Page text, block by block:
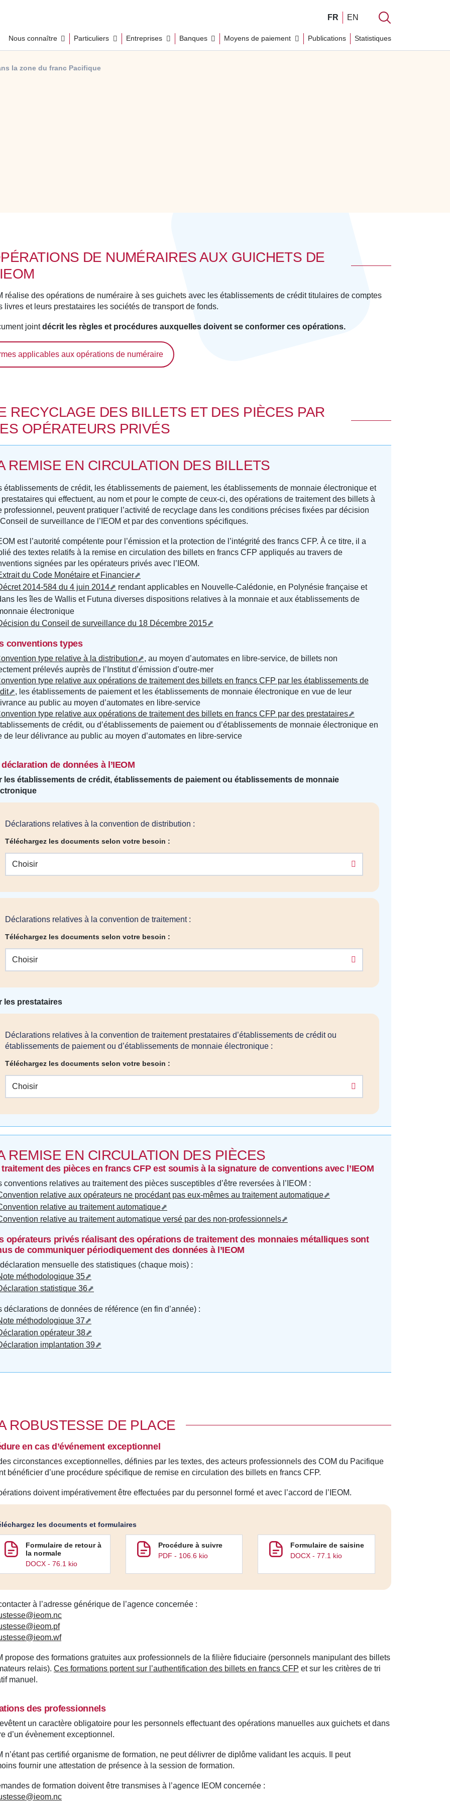
FR EN
Nous connaître Particuliers Entreprises Banques Moyens de paiement Publications Statistiques
la zone du franc Pacifique
DE NUMÉRAIRES AUX GUICHETS DE
réalise des opérations de numéraire à ses guichets avec les établissements de crédit titulaires de comptes
livres et leurs prestataires les sociétés de transport de fonds.
jointdécrit les règles et procédures auxquelles doivent se conformer ces opérations.
applicables aux opérations de numéraire
RECYCLAGE DES BILLETS ET DES PIÈCES PAR
OPÉRATEURS PRIVÉS
REMISE EN CIRCULATION DES BILLETS
établissements de crédit, les établissements de paiement, les établissements de monnaie électronique et
qui effectuent, au nom et pour le compte de ceux-ci, des opérations de traitement des billets à
professionnel, peuvent pratiquer l’activité de recyclage dans les conditions précises fixées par décision
de surveillance de l’IEOM et par des conventions spécifiques.
est l’autorité compétente pour l’émission et la protection de l’intégrité des francs CFP. À ce titre, il a
des textes relatifs à la remise en circulation des billets en francs CFP appliqués au travers de
signées par les opérateurs privés avec l’IEOM.
du Code Monétaire et Financier
2014-584 du 4 juin 2014
rendant applicables en Nouvelle-Calédonie, en Polynésie française et
les îles de Wallis et Futuna diverses dispositions relatives à la monnaie et aux établissements de
électronique
du Conseil de surveillance du 18 Décembre 2015
conventions types
type relative à la distribution
, au moyen d’automates en libre-service, de billets non
prélevés auprès de l’Institut d’émission d’outre-mer
type relative aux opérations de traitement des billets en francs CFP par les établissements de
, les établissements de paiement et les établissements de monnaie électronique en vue de leur
au public au moyen d’automates en libre-service
type relative aux opérations de traitement des billets en francs CFP par des prestataires
de crédit, ou d’établissements de paiement ou d’établissements de monnaie électronique en
de leur délivrance au public au moyen d’automates en libre-service
de données à l’IEOM
les établissements de crédit, établissements de paiement ou établissements de monnaie
Déclarations relatives à la convention de distribution :
Téléchargez les documents selon votre besoin :
Choisir
Déclarations relatives à la convention de traitement :
Téléchargez les documents selon votre besoin :
Choisir
les prestataires
Déclarations relatives à la convention de traitement prestataires d’établissements de crédit ou
établissements de paiement ou d’établissements de monnaie électronique :
Téléchargez les documents selon votre besoin :
Choisir
REMISE EN CIRCULATION DES PIÈCES
des pièces en francs CFP est soumis à la signature de conventions avec l’IEOM
conventions relatives au traitement des pièces susceptibles d’être reversées à l’IEOM :
relative aux opérateurs ne procédant pas eux-mêmes au traitement automatique
relative au traitement automatique
relative au traitement automatique versé par des non-professionnels
opérateurs privés réalisant des opérations de traitement des monnaies métalliques sont
de communiquer périodiquement des données à l’IEOM
mensuelle des statistiques (chaque mois) :
méthodologique 35
statistique 36
déclarations de données de référence (en fin d’année) :
méthodologique 37
opérateur 38
implantation 39
ROBUSTESSE DE PLACE
en cas d’événement exceptionnel
circonstances exceptionnelles, définies par les textes, des acteurs professionnels des COM du Pacifique
bénéficier d’une procédure spécifique de remise en circulation des billets en francs CFP.
doivent impérativement être effectuées par du personnel formé et avec l’accord de l’IEOM.
les documents et formulaires
Formulaire de retour à
la normale
DOCX - 76.1 kio
Procédure à suivre
PDF - 106.6 kio
Formulaire de saisine
DOCX - 77.1 kio
à l’adresse générique de l’agence concernée :
propose des formations gratuites aux professionnels de la filière fiduciaire (personnels manipulant des billets
relais). Ces formations portent sur l’authentification des billets en francs CFP et sur les critères de tri
manuel.
des professionnels
un caractère obligatoire pour les personnels effectuant des opérations manuelles aux guichets et dans
d’un évènement exceptionnel.
n’étant pas certifié organisme de formation, ne peut délivrer de diplôme validant les acquis. Il peut
fournir une attestation de présence à la session de formation.
de formation doivent être transmises à l’agence IEOM concernée :